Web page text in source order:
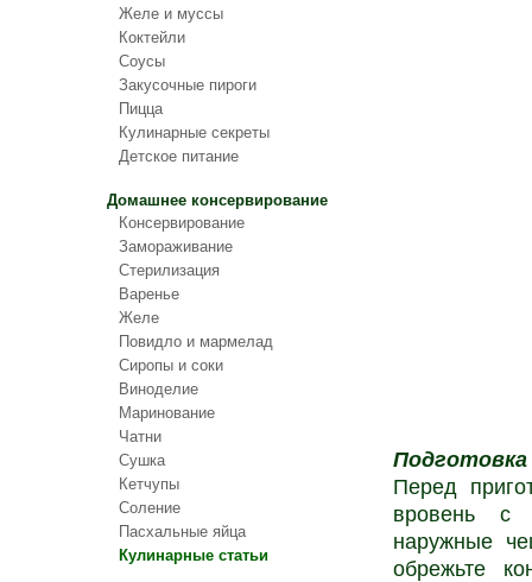
Желе и муссы
Коктейли
Соусы
Закусочные пироги
Пицца
Кулинарные секреты
Детское питание
Домашнее консервирование
Консервирование
Замораживание
Стерилизация
Варенье
Желе
Повидло и мармелад
Сиропы и соки
Виноделие
Маринование
Чатни
Сушка
Кетчупы
Соление
Пасхальные яйца
Кулинарные статьи
Подготовка
Перед
вровень с
наружные
обрежьте